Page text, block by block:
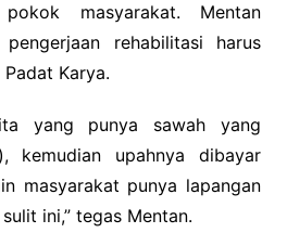
masyarakat. Mentan
pengerjaan rehabilitasi harus
Karya.
yang punya sawah yang
kemudian upahnya dibayar
masyarakat punya lapangan
ini,” tegas Mentan.